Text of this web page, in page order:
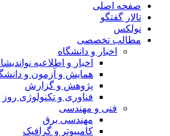
صفحه اصلی
تالار گفتگو
نولکس
مطالب تخصصی
اخبار و دانشگاه
اخبار و اطلاعیه نواندیشان
همایش و آزمون و دانشگاه
پژوهش و گزارش
فناوری و تکنولوژی روز
فنی و مهندسی
مهندسی برق
کامپیوتر و گرافیک